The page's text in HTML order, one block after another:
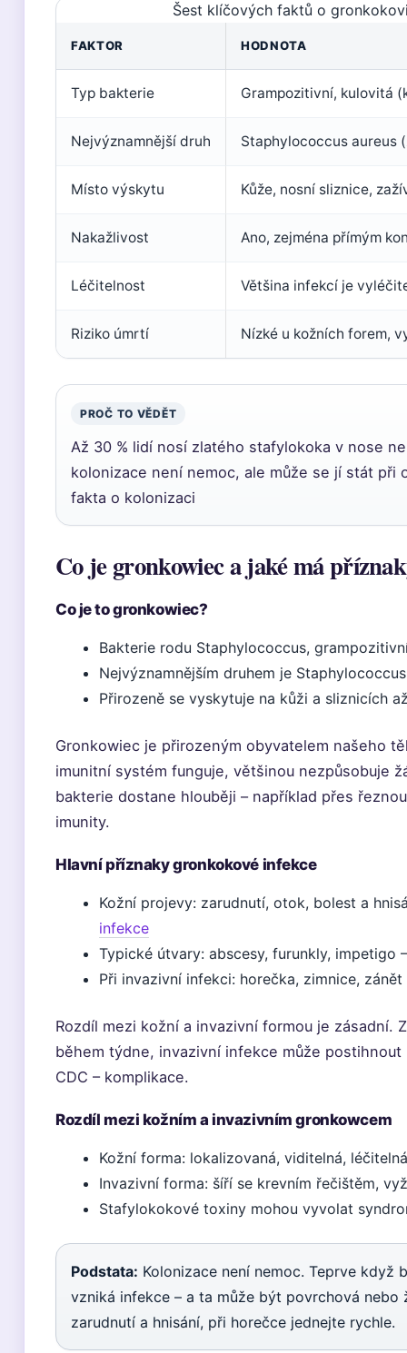
Šest klíčových faktů o
FAKTOR HODNOTA
Typ bakterie Grampozitivní, kulovitá
Nejvýznamnější druh Staphylococcus aureus
Místo výskytu Kůže, nosní sliznice,
Nakažlivost Ano, zejména přímým
Léčitelnost Většina infekcí je
Riziko úmrtí Nízké u kožních forem,
PROČ TO VĚDĚT
Až 30 % lidí nosí zlatého stafylokoka v nose
kolonizace není nemoc, ale může se jí stát při
fakta o kolonizaci
Co je gronkowiec a jaké má
Co je to gronkowiec?
Bakterie rodu Staphylococcus,
Nejvýznamnějším druhem je
Přirozeně se vyskytuje na kůži a sliznicích
Gronkowiec je přirozeným obyvatelem našeho
imunitní systém funguje, většinou nezpůsobuje
bakterie dostane hlouběji – například přes
imunity.
Hlavní příznaky gronkokové infekce
Kožní projevy: zarudnutí, otok, bolest a
infekce
Typické útvary: abscesy, furunkly, impetigo
Při invazivní infekci: horečka, zimnice, zánět
Rozdíl mezi kožní a invazivní formou je zásadní.
během týdne, invazivní infekce může
CDC – komplikace.
Rozdíl mezi kožním a invazivním gronkowcem
Kožní forma: lokalizovaná, viditelná,
Invazivní forma: šíří se krevním řečištěm,
Stafylokokové toxiny mohou vyvolat
Podstata: Kolonizace není nemoc. Teprve když
vzniká infekce – a ta může být povrchová
zarudnutí a hnisání, při horečce jednejte rychle.